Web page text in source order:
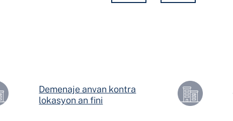
Demenaje anvan kontra
lokasyon an fini